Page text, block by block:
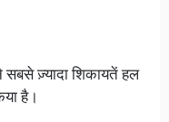
सबसे ज़्यादा शिकायतें हल
है।